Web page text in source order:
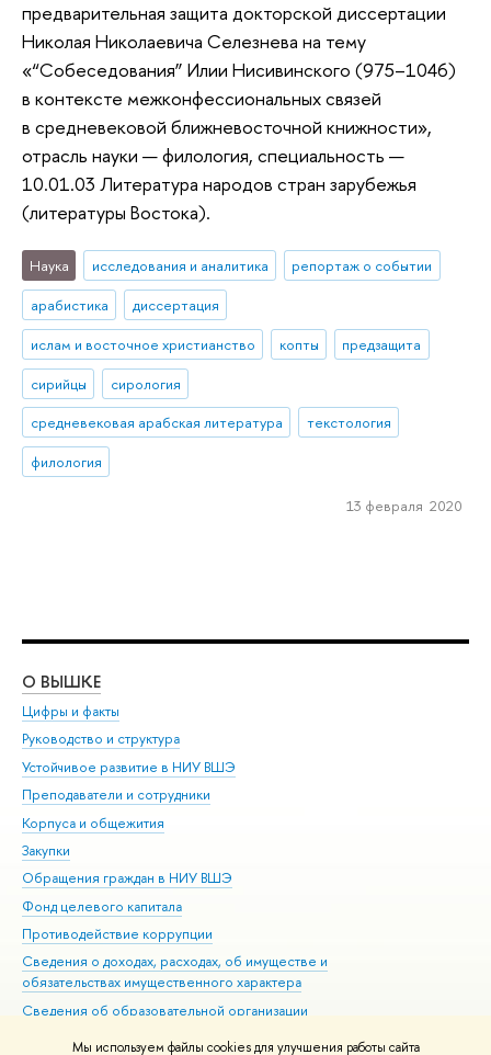
Мы используем файлы cookies для улучшения работы сайта
предварительная защита докторской диссертации
Николая Николаевича Селезнева на тему
«“Собеседования” Илии Нисивинского (975–1046)
в контексте межконфессиональных связей
в средневековой ближневосточной книжности»,
отрасль науки — филология, специальность —
10.01.03 Литература народов стран зарубежья
(литературы Востока).
Наука исследования и аналитика
репортаж о событии
арабистика
диссертация
ислам и восточное христианство
копты
предзащита
сирийцы
сирология
средневековая арабская литература
текстология
филология
13 февраля 2020
О ВЫШКЕ
Цифры и факты
Руководство и структура
Устойчивое развитие в НИУ ВШЭ
Преподаватели и сотрудники
Корпуса и общежития
Закупки
Обращения граждан в НИУ ВШЭ
Фонд целевого капитала
Противодействие коррупции
Сведения о доходах, расходах, об имуществе и
обязательствах имущественного характера
Сведения об образовательной организации
Людям с ограниченными возможностями здоровья